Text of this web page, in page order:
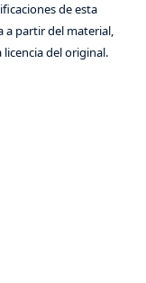
de esta
a partir del material,
del original.